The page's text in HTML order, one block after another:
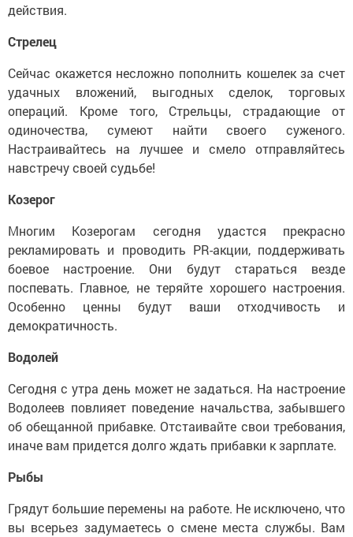
действия.
Стрелец
Сейчас окажется несложно пополнить кошелек за счет
удачных вложений, выгодных сделок, торговых
операций. Кроме того, Стрельцы, страдающие от
одиночества, сумеют найти своего суженого.
Настраивайтесь на лучшее и смело отправляйтесь
навстречу своей судьбе!
Козерог
Многим Козерогам сегодня удастся прекрасно
рекламировать и проводить PR-акции, поддерживать
боевое настроение. Они будут стараться везде
поспевать. Главное, не теряйте хорошего настроения.
Особенно ценны будут ваши отходчивость и
демократичность.
Водолей
Сегодня с утра день может не задаться. На настроение
Водолеев повлияет поведение начальства, забывшего
об обещанной прибавке. Отстаивайте свои требования,
иначе вам придется долго ждать прибавки к зарплате.
Рыбы
Грядут большие перемены на работе. Не исключено, что
вы всерьез задумаетесь о смене места службы. Вам